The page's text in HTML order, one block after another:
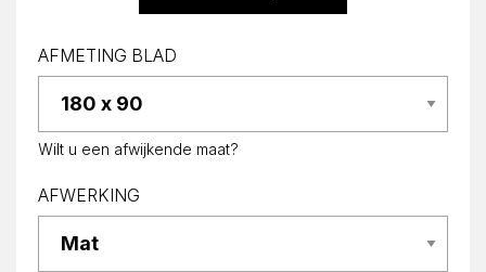
AFMETING BLAD
Wilt u een afwijkende maat?
AFWERKING